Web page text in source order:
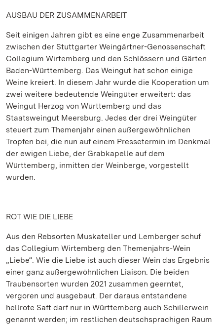
AUSBAU DER ZUSAMMENARBEIT
Seit einigen Jahren gibt es eine enge Zusammenarbeit
zwischen der Stuttgarter Weingärtner-Genossenschaft
Collegium Wirtemberg und den Schlössern und Gärten
Baden-Württemberg. Das Weingut hat schon einige
Weine kreiert. In diesem Jahr wurde die Kooperation um
zwei weitere bedeutende Weingüter erweitert: das
Weingut Herzog von Württemberg und das
Staatsweingut Meersburg. Jedes der drei Weingüter
steuert zum Themenjahr einen außergewöhnlichen
Tropfen bei, die nun auf einem Pressetermin im Denkmal
der ewigen Liebe, der Grabkapelle auf dem
Württemberg, inmitten der Weinberge, vorgestellt
wurden.
ROT WIE DIE LIEBE
Aus den Rebsorten Muskateller und Lemberger schuf
das Collegium Wirtemberg den Themenjahrs-Wein
„Liebe“. Wie die Liebe ist auch dieser Wein das Ergebnis
einer ganz außergewöhnlichen Liaison. Die beiden
Traubensorten wurden 2021 zusammen geerntet,
vergoren und ausgebaut. Der daraus entstandene
hellrote Saft darf nur in Württemberg auch Schillerwein
genannt werden; im restlichen deutschsprachigen Raum